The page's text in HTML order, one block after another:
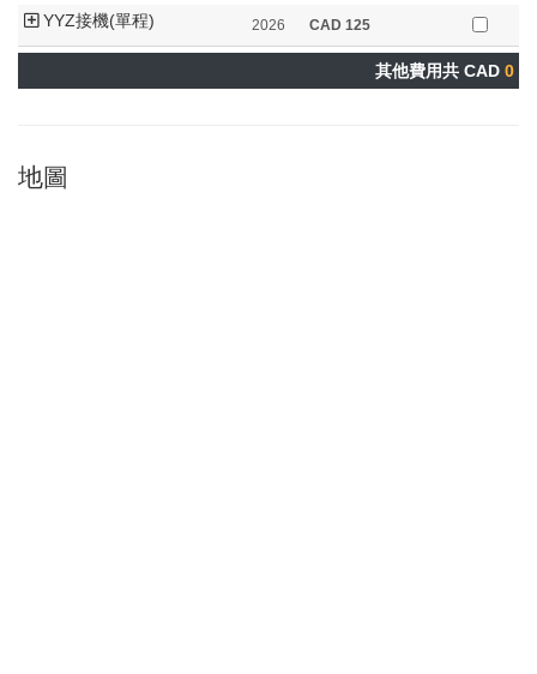
YYZ接機(單程) 2026 CAD 125
其他費用共 CAD 0
地圖